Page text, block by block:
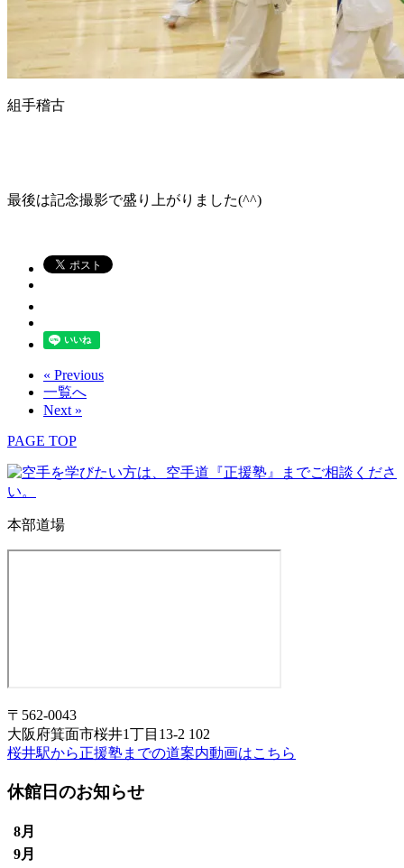
組手稽古
最後は記念撮影で盛り上がりました(^^)
« Previous
一覧へ
Next »
PAGE TOP
本部道場
〒562-0043
大阪府箕面市桜井1丁目13-2 102
桜井駅から正援塾までの道案内動画はこちら
休館日のお知らせ
8月
9月